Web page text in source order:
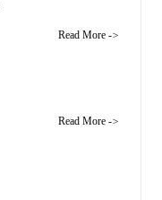
Read More ->
Read More ->